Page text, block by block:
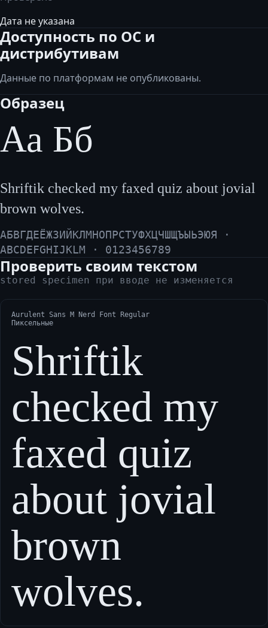
Дата не указана
Доступность по ОС и
дистрибутивам
Данные по платформам не опубликованы.
Образец
Аа Бб
Shriftik checked my faxed quiz about jovial
brown wolves.
АБВГДЕЁЖЗИЙКЛМНОПРСТУФХЦЧШЩЪЫЬЭЮЯ ·
ABCDEFGHIJKLM · 0123456789
Проверить своим текстом
stored specimen при вводе не изменяется
Aurulent Sans M Nerd Font Regular
Пиксельные
Shriftik
checked my
faxed quiz
about jovial
brown
wolves.